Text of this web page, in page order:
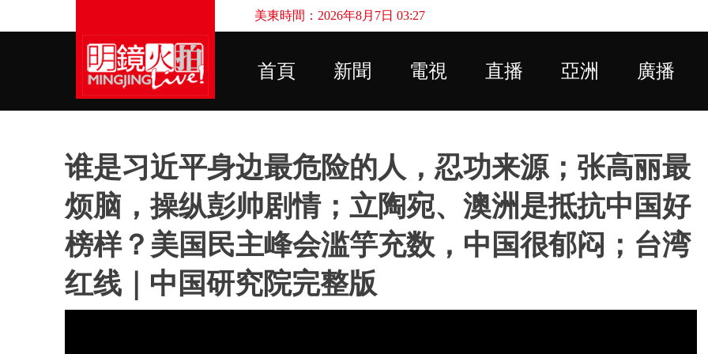
美東時間：2026年8月7日 03:27
首頁 新聞 電視 直播 亞洲 廣播
谁是习近平身边最危险的人，忍功来源；张高丽最
烦脑，操纵彭帅剧情；立陶宛、澳洲是抵抗中国好
榜样？美国民主峰会滥竽充数，中国很郁闷；台湾
红线｜中国研究院完整版